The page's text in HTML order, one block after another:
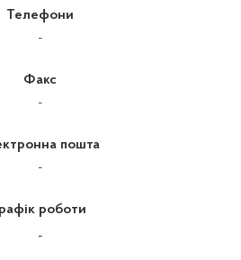
Телефони
-
Факс
-
пошта
-
роботи
-